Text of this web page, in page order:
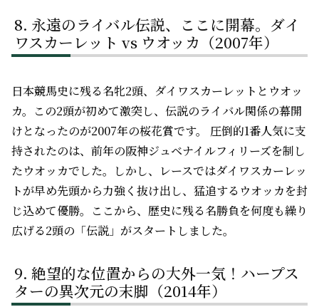
永遠のライバル伝説、ここに開幕。ダイ
ワスカーレット vs ウオッカ（2007年）
日本競馬史に残る名牝2頭、ダイワスカーレットとウオッ
カ。この2頭が初めて激突し、伝説のライバル関係の幕開
けとなったのが2007年の桜花賞です。 圧倒的1番人気に支
持されたのは、前年の阪神ジュベナイルフィリーズを制し
たウオッカでした。しかし、レースではダイワスカーレッ
トが早め先頭から力強く抜け出し、猛追するウオッカを封
じ込めて優勝。ここから、歴史に残る名勝負を何度も繰り
広げる2頭の「伝説」がスタートしました。
絶望的な位置からの大外一気！ハープス
ターの異次元の末脚（2014年）